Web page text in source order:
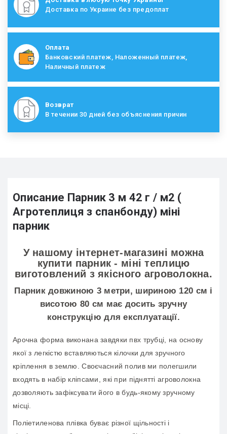
Доставка по Украине без предоплат
Оплата
Банковский платеж, Наложенный платеж,
Наличный платеж
Возврат
В течении 30 дней без объяснения причин
Описание Парник 3 м 42 г / м2 (
Агротеплиця з спанбонду) міні
парник
У нашому інтернет-магазині можна
купити парник - міні теплицю
виготовлений з якісного агроволокна.
Парник довжиною 3 метри, шириною 120 см і
висотою 80 см має досить зручну
конструкцію для експлуатації.
Арочна форма виконана завдяки пвх трубці, на основу
якої з легкістю вставляються кілочки для зручного
кріплення в землю. Своєчасний полив ми полегшили
входять в набір кліпсами, які при піднятті агроволокна
дозволяють зафіксувати його в будь-якому зручному
місці.
Поліетиленова плівка буває різної щільності і